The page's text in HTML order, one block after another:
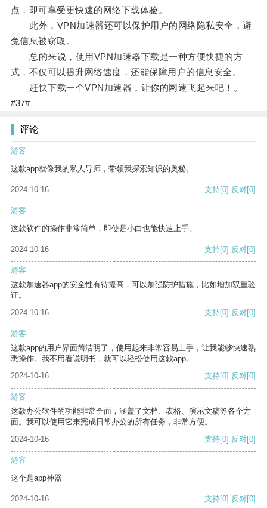
点，即可享受更快速的网络下载体验。
此外，VPN加速器还可以保护用户的网络隐私安全，避
免信息被窃取。
总的来说，使用VPN加速器下载是一种方便快捷的方
式，不仅可以提升网络速度，还能保障用户的信息安全。
赶快下载一个VPN加速器，让你的网速飞起来吧！。
#37#
评论
游客
这款app就像我的私人导师，带领我探索知识的奥秘。
2024-10-16 支持[0] 反对[0]
游客
这款软件的操作非常简单，即使是小白也能快速上手。
2024-10-16 支持[0] 反对[0]
游客
这款加速器app的安全性有待提高，可以加强防护措施，比如增加双重验
证。
2024-10-16
支持[0] 反对[0]
游客
这款app的用户界面简洁明了，使用起来非常容易上手，让我能够快速熟
悉操作。我不用看说明书，就可以轻松使用这款app。
2024-10-16
支持[0] 反对[0]
游客
这款办公软件的功能非常全面，涵盖了文档、表格、演示文稿等各个方
面。我可以使用它来完成日常办公的所有任务，非常方便。
2024-10-16
支持[0] 反对[0]
游客
这个是app神器
2024-10-16 支持[0] 反对[0]